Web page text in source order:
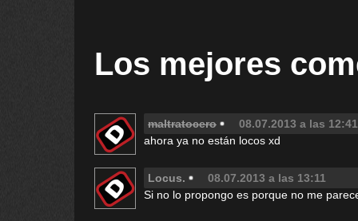
Los mejores
maltratocero
08.07.2013 a las 12:41
ahora ya no están locos xd
Locus.
08.07.2013 a las 13:11
Si no lo propongo es porque no me